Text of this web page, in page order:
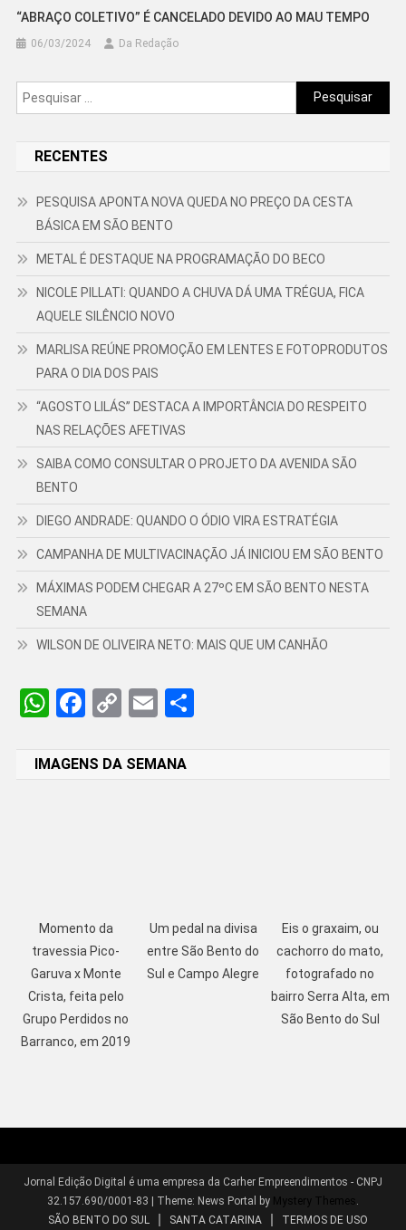
“ABRAÇO COLETIVO” É CANCELADO DEVIDO AO MAU TEMPO
06/03/2024 Da Redação
Pesquisar
por:
RECENTES
PESQUISA APONTA NOVA QUEDA NO PREÇO DA CESTA
BÁSICA EM SÃO BENTO
METAL É DESTAQUE NA PROGRAMAÇÃO DO BECO
NICOLE PILLATI: QUANDO A CHUVA DÁ UMA TRÉGUA, FICA
AQUELE SILÊNCIO NOVO
MARLISA REÚNE PROMOÇÃO EM LENTES E FOTOPRODUTOS
PARA O DIA DOS PAIS
“AGOSTO LILÁS” DESTACA A IMPORTÂNCIA DO RESPEITO
NAS RELAÇÕES AFETIVAS
SAIBA COMO CONSULTAR O PROJETO DA AVENIDA SÃO
BENTO
DIEGO ANDRADE: QUANDO O ÓDIO VIRA ESTRATÉGIA
CAMPANHA DE MULTIVACINAÇÃO JÁ INICIOU EM SÃO BENTO
MÁXIMAS PODEM CHEGAR A 27ºC EM SÃO BENTO NESTA
SEMANA
WILSON DE OLIVEIRA NETO: MAIS QUE UM CANHÃO
WhatsApp
Facebook
CopyEmailShare
IMAGENS DA SEMANA
Momento da
travessia Pico-
Garuva x Monte
Crista, feita pelo
Grupo Perdidos no
Barranco, em 2019
Um pedal na divisa
entre São Bento do
Sul e Campo Alegre
Eis o graxaim, ou
cachorro do mato,
fotografado no
bairro Serra Alta, em
São Bento do Sul
Jornal Edição Digital é uma empresa da Carher Empreendimentos - CNPJ
32.157.690/0001-83
Theme: News Portal by Mystery Themes .
SÃO BENTO DO SUL
SANTA CATARINA
TERMOS DE USO